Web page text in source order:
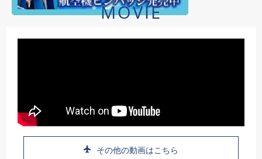
MOVIE
その他の動画はこちら